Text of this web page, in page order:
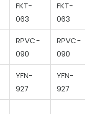
FKT-
063
FKT-
063
RPVC-
090
RPVC-
090
YFN-
927
YFN-
927